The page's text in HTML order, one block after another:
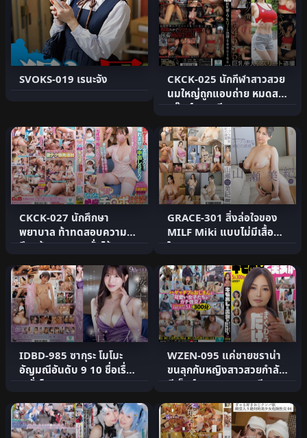
SVOKS-019 เรนะจัง
CKCK-025 นักกีฬาสาวสวย
นมใหญ่ถูกแอบถ่าย หมดสติ
แก๊งค์ผสมเทียม
CKCK-027 นักศึกษา
พยาบาล ท้าทดสอบความ
อึด! ถ้าสามารถหลั่งได้ 10
GRACE-301 สิ่งล่อใจของ
MILF Miki แบบไม่มีเสื้อชั้น
ใน Miki Yamase
IDBD-985 ซากุระ โมโมะ
อัญมณีอันดับ 9 10 ชื่อเรื่อง
8 ชั่วโมง
WZEN-095 แค่ชายชราน่า
ขนลุกกับหญิงสาวสวยกำลัง
มีเซ็กส์ 5 คน 300 นาที